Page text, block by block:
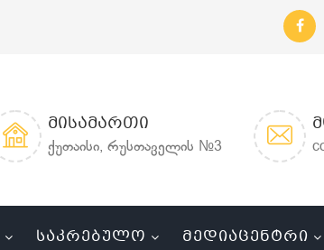
ᲛᲘᲡᲐᲛᲐᲠᲗᲘ
ქუთაისი, რუსთაველის №3
ᲡᲐᲙᲠᲔᲑᲣᲚᲝ ᲛᲔᲓᲘᲐᲪᲔᲜᲢᲠᲘ